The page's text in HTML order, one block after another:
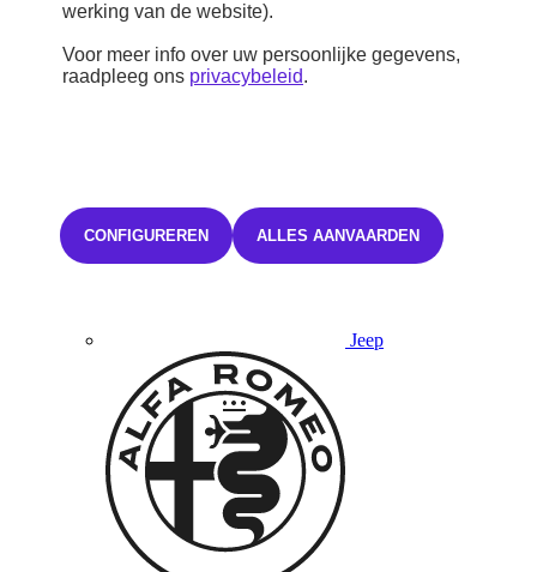
Jeep
werking van de website).
Voor meer info over uw persoonlijke gegevens,
raadpleeg ons privacybeleid.
CONFIGUREREN ALLES AANVAARDEN